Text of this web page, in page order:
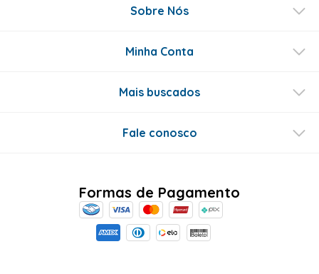
Sobre Nós
Minha Conta
Mais buscados
Fale conosco
Formas de Pagamento